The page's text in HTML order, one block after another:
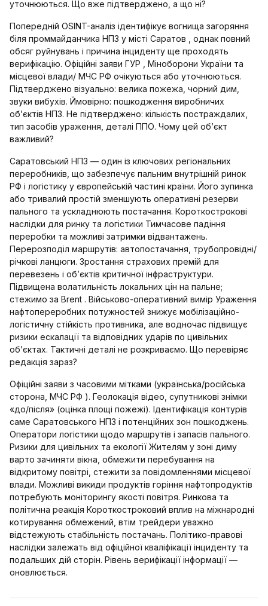
уточнюються. Що вже підтверджено, а що ні?
Попередній OSINT-аналіз ідентифікує вогнища загоряння
біля проммайданчика НПЗ у місті Саратов , однак повний
обсяг руйнувань і причина інциденту ще проходять
верифікацію. Офіційні заяви ГУР , Міноборони України та
місцевої влади/ МЧС РФ очікуються або уточнюються.
Підтверджено візуально: велика пожежа, чорний дим,
звуки вибухів. Ймовірно: пошкодження виробничих
об’єктів НПЗ. Не підтверджено: кількість постраждалих,
тип засобів ураження, деталі ППО. Чому цей об’єкт
важливий?
Саратовський НПЗ — один із ключових регіональних
переробників, що забезпечує пальним внутрішній ринок
РФ і логістику у європейській частині країни. Його зупинка
або тривалий простій зменшують оперативні резерви
пального та ускладнюють постачання. Короткострокові
наслідки для ринку та логістики Тимчасове падіння
переробки та можливі затримки відвантажень.
Перерозподіл маршрутів: автопостачання, трубопровідні/
річкові ланцюги. Зростання страхових премій для
перевезень і об’єктів критичної інфраструктури.
Підвищена волатильність локальних цін на пальне;
стежимо за Brent . Військово-оперативний вимір Ураження
нафтопереробних потужностей знижує мобілізаційно-
логістичну стійкість противника, але водночас підвищує
ризики ескалації та відповідних ударів по цивільних
об’єктах. Тактичні деталі не розкриваємо. Що перевіряє
редакція зараз?
Офіційні заяви з часовими мітками (українська/російська
сторона, МЧС РФ ). Геолокація відео, супутникові знімки
«до/після» (оцінка площі пожежі). Ідентифікація контурів
саме Саратовського НПЗ і потенційних зон пошкоджень.
Оператори логістики щодо маршрутів і запасів пального.
Ризики для цивільних та екології Жителям у зоні диму
варто зачиняти вікна, обмежити перебування на
відкритому повітрі, стежити за повідомленнями місцевої
влади. Можливі викиди продуктів горіння нафтопродуктів
потребують моніторингу якості повітря. Ринкова та
політична реакція Короткостроковий вплив на міжнародні
котирування обмежений, втім трейдери уважно
відстежують стабільність постачань. Політико-правові
наслідки залежать від офіційної кваліфікації інциденту та
подальших дій сторін. Рівень верифікації інформації —
оновлюється.